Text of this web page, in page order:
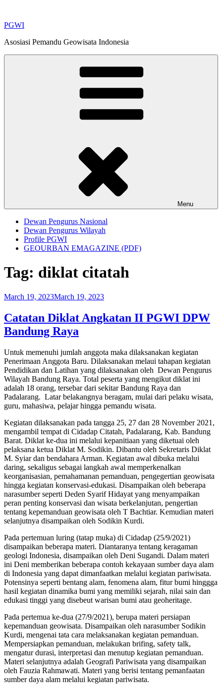
content
PGWI
Asosiasi Pemandu Geowisata Indonesia
Menu
Dewan Pengurus Nasional
Dewan Pengurus Wilayah
Profile PGWI
GEOURBAN EMAGAZINE (PDF)
Tag: diklat citatah
Posted
March 19, 2023March 19, 2023
Catatan Diklat Angkatan II PGWI DPW
Bandung Raya
Untuk memenuhi jumlah anggota maka dilaksanakan kegiatan
Penerimaan Anggota Baru. Dilaksanakan melaui tahapan kegiatan
Pendidikan dan Latihan yang dilaksanakan oleh Dewan Pengurus
Wilayah Bandung Raya. Total peserta yang mengikut diklat ini
adalah 18 orang, tersebar dari sekitar Bandung Raya dan
Padalarang. Latar belakangnya beragam, mulai dari pelaku wisata,
guru, mahasiwa, pelajar hingga pemandu wisata.
Kegiatan dilaksanakan pada tangga 25, 27 dan 28 November 2021,
mengambil tempat di Cidadap Citatah, Padalarang, Kab. Bandung
Barat. Diklat ke-dua ini melalui kepanitiaan yang diketuai oleh
pelaksana ketua Diklat M. Sodikin. Dibantu oleh Sekretaris Diklat
M. Syiar dan bendahara Arman. Kegiatan awal dibuka melalui
daring, sekaligus sebagai langkah awal memperkenalkan
keorganisasian, pemahamanan pemanduan, pengegertian geowisata
hingga kegiatan konservasi-edukasi. Disampaikan oleh beberapa
narasumber seperti Deden Syarif Hidayat yang menyampaikan
peran penting konservasi dan wisata berkelanjutan, pengertian
tentang kepemanduan geowisata oleh T Bachtiar. Kemudian materi
selanjutnya disampaikan oleh Sodikin Kurdi.
Pada pertemuan luring (tatap muka) di Cidadap (25/9/2021)
disampaikan beberapa materi. Diantaranya tentang keragaman
geologi Indonesia, disampaikan oleh Deni Sugandi. Dalam materi
ini Deni memberikan beberapa contoh kekayaan sumber daya alam
di Indonesia yang dapat dimanfaatkan melalui kegiatan pariwisata.
Potensinya seperti bentang alam, fenomena alam, fitur bumi hinggga
hasil kegiatan dinamika bumi yang memiliki sejarah, nilai sain dan
edukasi tinggi yang disebeut warisan bumi atau geoheritage.
Pada pertemua ke-dua (27/9/2021), berupa materi persiapan
kepemanduan geowisata. Disampaikan oleh narasumber Sodikin
Kurdi, mengenai tata cara melaksanakan kegiatan pemanduan.
Mempersiapkan pemanduan, melakukan brifing, safety talk,
mengatur durasi, interpretasi dan menutup kegiatan pemanduan.
Materi selanjutnya adalah Geografi Pariwisata yang disampaikan
oleh Fauzia Rahmawati. Materi yang berisi tentang pemanfaatan
sumber daya alam melalui kegiatan pariwisata.